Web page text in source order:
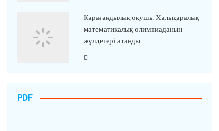
Қарағандылық оқушы Халықаралық
математикалық олимпиаданың
жүлдегері атанды
PDF